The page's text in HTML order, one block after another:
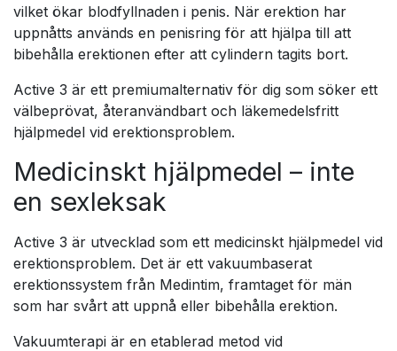
vilket ökar blodfyllnaden i penis. När erektion har
uppnåtts används en penisring för att hjälpa till att
bibehålla erektionen efter att cylindern tagits bort.
Active 3 är ett premiumalternativ för dig som söker ett
välbeprövat, återanvändbart och läkemedelsfritt
hjälpmedel vid erektionsproblem.
Medicinskt hjälpmedel – inte
en sexleksak
Active 3 är utvecklad som ett medicinskt hjälpmedel vid
erektionsproblem. Det är ett vakuumbaserat
erektionssystem från Medintim, framtaget för män
som har svårt att uppnå eller bibehålla erektion.
Vakuumterapi är en etablerad metod vid